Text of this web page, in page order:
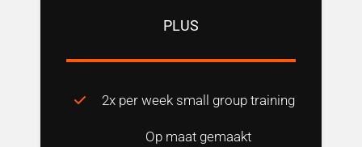
PLUS
2x per week small group training
Op maat gemaakt